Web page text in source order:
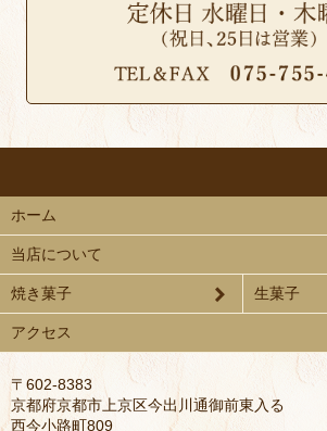
【2月の営業のお知らせ】
2月のお休みは定休日の水曜日と20日木
今後ともアトリエ・ラ・トランキリテを
ろしくお願い致します。
【1月の営業のお知らせ】
1月のお休みは8日（水）・15日（水）
1月1日（水）は営業致します。
営業時間は12月31日～1月4日の営業時
5日から通常の営業時間となります。
今後ともアトリエ・ラ・トランキリテを
ろしくお願い致します。
2024.11.28
【年末年始のお知らせ】
年末年始は休まず営業致します。
12月31日～1月4日の営業時間は10時～
でよろしくお願い致します。
ホーム
当店について
焼き菓子 生菓子
アクセス
〒602-8383
京都府京都市上京区今出川通御前東入る
西今小路町809